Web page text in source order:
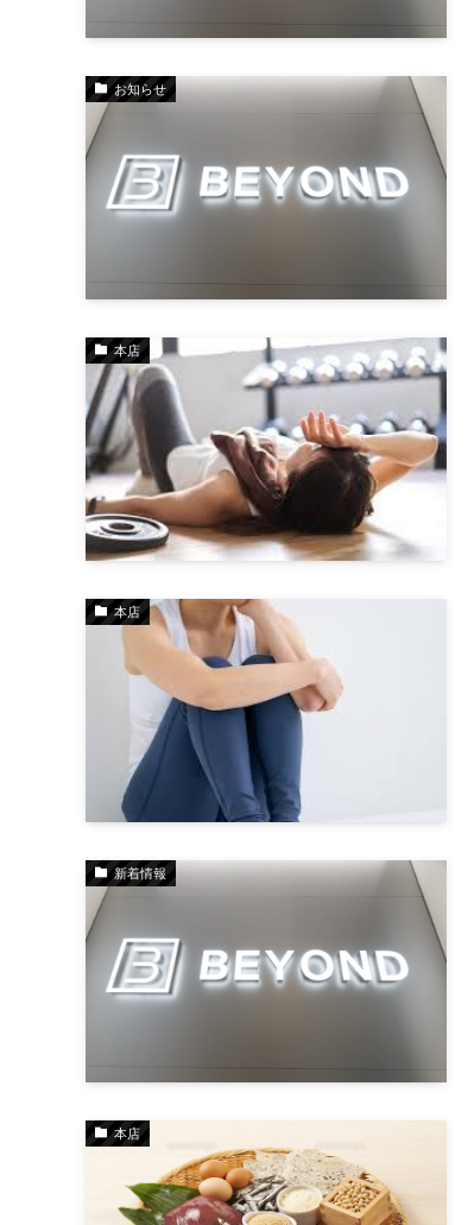
お知らせ
本店
本店
新着情報
本店